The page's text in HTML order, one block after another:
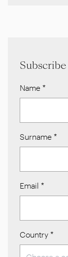
Name *
Surname *
Email *
Country *